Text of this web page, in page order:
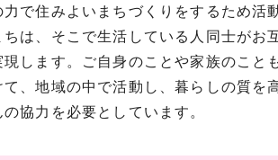
で住みよいまちづくりをするため活
ちは、そこで生活している人同士がお
現します。ご自身のことや家族のこと
て、地域の中で活動し、暮らしの質を
協力を必要としています。